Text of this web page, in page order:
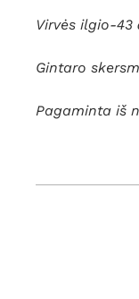
Virvės ilgio-43
Gintaro
Pagaminta iš